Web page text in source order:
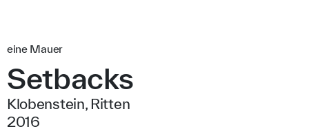
eine Mauer
Setbacks
Klobenstein, Ritten
2016